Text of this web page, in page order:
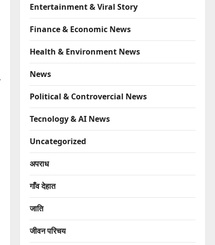
Entertainment & Viral Story
Finance & Economic News
Health & Environment News
News
Political & Controvercial News
Tecnology & AI News
Uncategorized
अपराध
गाँव देहात
जाति
जीवन परिचय